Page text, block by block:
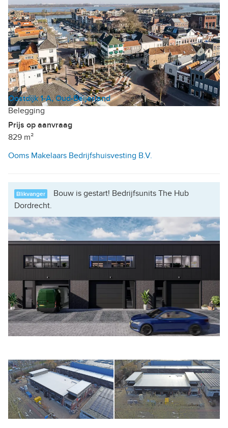
Oostdijk 1-A, Oud-Beijerland
Belegging
Prijs op aanvraag
829 m²
Ooms Makelaars Bedrijfshuisvesting B.V.
Blikvanger
Bouw is gestart! Bedrijfsunits The Hub
Dordrecht.